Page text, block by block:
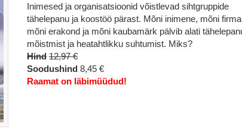
Inimesed ja organisatsioonid võistlevad sihtgruppide
tähelepanu ja koostöö pärast. Mõni inimene, mõni
mõni erakond ja mõni kaubamärk pälvib alati
mõistmist ja heatahtlikku suhtumist. Miks?
Hind 12,97 €
Soodushind 8,45 €
Raamat on läbimüüdud!